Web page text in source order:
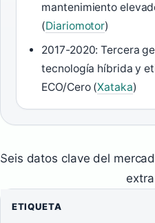
mantenimiento
(Diariomotor)
2017-2020: Tercera
tecnología híbrida y
ECO/Cero (Xataka)
Seis datos clave del
ETIQUETA